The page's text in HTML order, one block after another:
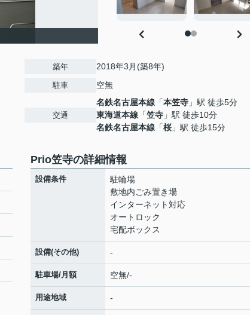
築年 2018年3月(築8年)
駐車 空無
交通
名鉄名古屋本線 「本笠寺 」駅 徒歩5分
東海道本線 「笠寺 」駅 徒歩10分
名鉄名古屋本線 「桜 」駅 徒歩15分
Prio笠寺の詳細情報
設備条件
駐輪場
敷地内ごみ置き場
インターネット対応
オートロック
宅配ボックス
設備(その他) -
駐車場/月額 空無/-
用途地域 -